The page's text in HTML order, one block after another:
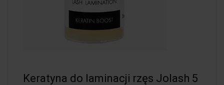
Keratyna do laminacji rzęs Jolash 5